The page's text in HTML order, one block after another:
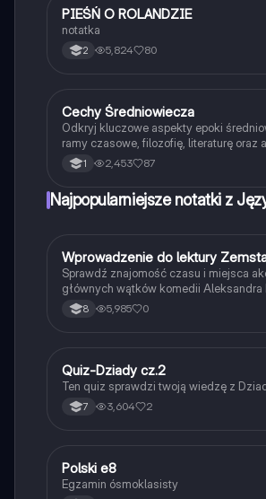
oraz jego znaczeniu w kontekście
Język polski
PIEŚŃ O ROLANDZIE
notatka
2 5,824 80
Język polski
Cechy Średniowiecza
Odkryj kluczowe aspekty epoki
ramy czasowe, filozofię, literaturę oraz
Zrozum, jak te elementy kształtowały
Polski. Materiał obejmuje m.in. styl
literackie. Idealne dla uczniów i
1 2,453 87
Najpopularniejsze notatki z
WJęzyk polski
Wprowadzenie do lektury
Sprawdź znajomość czasu i miejsca
głównych wątków komedii Aleksandra
8 5,985 0
QJęzyk polski
Quiz-Dziady cz.2
Ten quiz sprawdzi twoją wiedzę z
7 3,604 2
Język polski
Polski e8
Egzamin ósmoklasisty